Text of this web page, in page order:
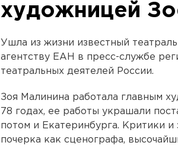
художницей
Ушла из жизни известный
агентству ЕАН в пресс-службе
театральных деятелей России.
Зоя Малинина работала главным
78 годах, ее работы украшали
потом и Екатеринбурга. Критики и
почерка как сценографа,